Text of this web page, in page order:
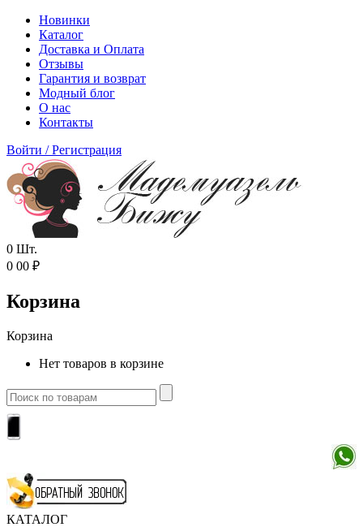
Новинки
Каталог
Доставка и Оплата
Отзывы
Гарантия и возврат
Модный блог
О нас
Контакты
Войти /Регистрация
0 Шт.
0 00 ₽
Корзина
Корзина
Нет товаров в корзине
КАТАЛОГ